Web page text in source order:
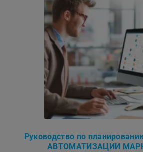
Руководство по
АВТОМАТИЗАЦИИ